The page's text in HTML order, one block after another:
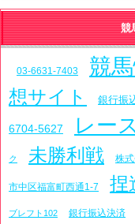
競
03-6631-7403 競
想サイト
銀行振
6704-5627 レー
ク 未勝利戦 株
市中区福富町西通1-7 捏
ブレフト102 銀行振込決済